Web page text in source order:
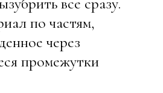
по частям,
через
промежутки